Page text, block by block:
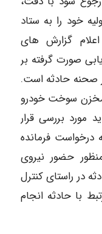
خود را به ستاد
گزارش های
صورت گرفته بر
صحنه حادثه است.
سوخت خودرو
مورد بررسی قرار
درخواست فرمانده
حضور نیروی
در راستای کنترل
با حادثه انجام